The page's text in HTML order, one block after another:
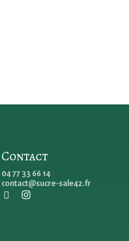
Contact
04 77 33 66 14
contact@sucre-sale42.fr